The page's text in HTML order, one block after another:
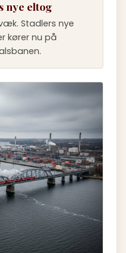
nye eltog
Stadlers nye
kører nu på